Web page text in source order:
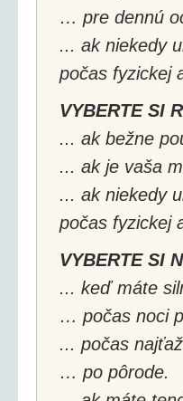
… pre dennú
... ak niekedy
počas fyzickej
VYBERTE SI
... ak bežne
... ak je vaša
... ak niekedy
počas fyzickej
VYBERTE SI
... keď máte
… počas noci
... počas
… po pôrode.